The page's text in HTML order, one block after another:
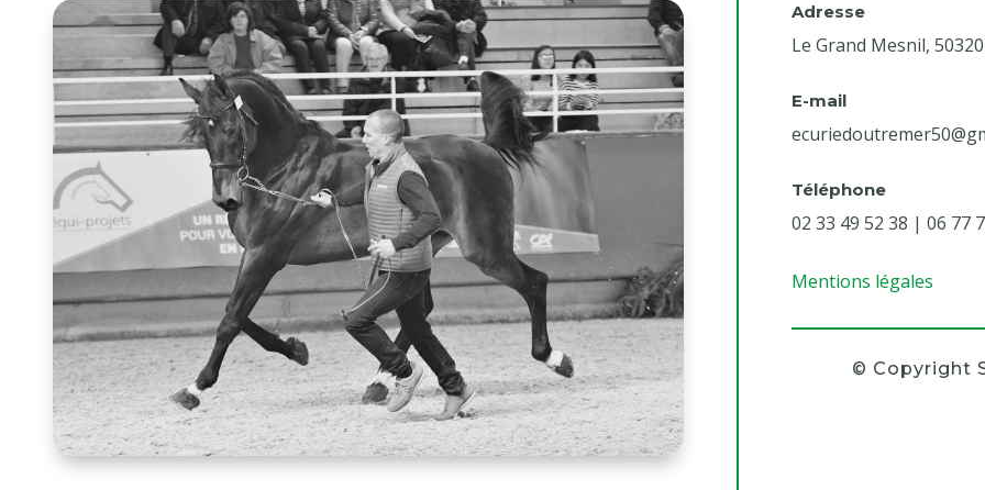
Adresse
Le Grand Mesnil,
E-mail
Téléphone
02 33 49 52 38 | 06 77
Mentions légales
© Copyright